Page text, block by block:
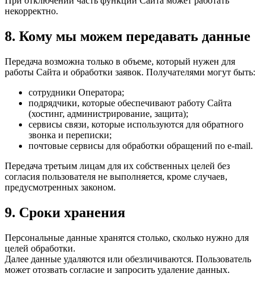
некорректно.
8. Кому мы можем передавать данные
Передача возможна только в объеме, который нужен для
работы Сайта и обработки заявок. Получателями могут быть:
сотрудники Оператора;
подрядчики, которые обеспечивают работу Сайта
(хостинг, администрирование, защита);
сервисы связи, которые используются для обратного
звонка и переписки;
почтовые сервисы для обработки обращений по e-mail.
Передача третьим лицам для их собственных целей без
согласия пользователя не выполняется, кроме случаев,
предусмотренных законом.
9. Сроки хранения
Персональные данные хранятся столько, сколько нужно для
целей обработки.
Далее данные удаляются или обезличиваются. Пользователь
может отозвать согласие и запросить удаление данных.